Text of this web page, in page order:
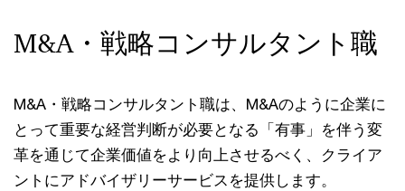
M&A・戦略コンサルタント職
M&A・戦略コンサルタント職は、M&Aのように企業に
とって重要な経営判断が必要となる「有事」を伴う変
革を通じて企業価値をより向上させるべく、クライア
ントにアドバイザリーサービスを提供します。